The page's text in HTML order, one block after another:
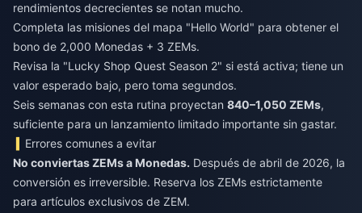
rendimientos decrecientes se notan mucho.
Completa las misiones del mapa "Hello World" para obtener el
bono de 2,000 Monedas + 3 ZEMs.
Revisa la "Lucky Shop Quest Season 2" si está activa; tiene un
valor esperado bajo, pero toma segundos.
Seis semanas con esta rutina proyectan 840–1,050 ZEMs,
suficiente para un lanzamiento limitado importante sin gastar.
Errores comunes a evitar
No conviertas ZEMs a Monedas. Después de abril de 2026, la
conversión es irreversible. Reserva los ZEMs estrictamente
para artículos exclusivos de ZEM.